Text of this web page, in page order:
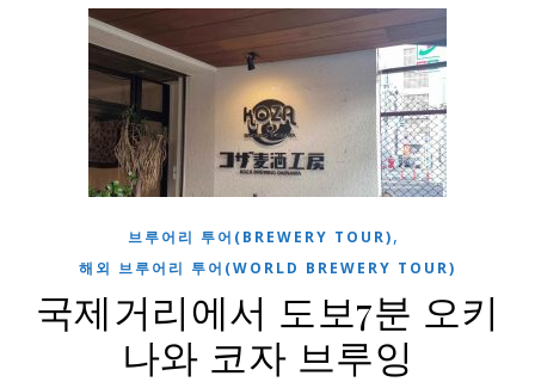
브루어리 투어(BREWERY TOUR),
해외 브루어리 투어(WORLD BREWERY TOUR)
국제거리에서 도보7분 오키
나와 코자 브루잉